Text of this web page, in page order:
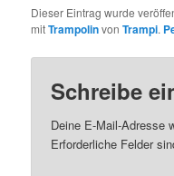
Dieser Eintrag wurde
mitTrampolinvonTrampi.
Schreibe
Deine E-Mail-Adresse
Erforderliche Felder